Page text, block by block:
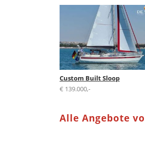
Custom Built Sloop
€ 139.000,-
Alle Angebote